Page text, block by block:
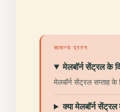
सामान्य प्रश्न
मेलबॉर्न सेंट्रल के
मेलबॉर्न सेंट्रल सप्ताह
क्या मेलबॉर्न